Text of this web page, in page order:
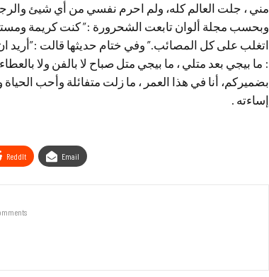
مني ، جلت العالم كله، ولم احرم نفسي من أي شيئ
وبحسب مجلة ألوان تابعت الشحرورة :” كنت كريمة
اتغلب على كل المصائب.” وفي ختام حديثها قالت :”أريد
: ما بيجي بعد متلي ، ما بيجي متل صباح لا بالفن ولا
بضميركم، أنا في هذا العمر ، ما زلت متفائلة وأحب
إساءته .
ReddIt Email